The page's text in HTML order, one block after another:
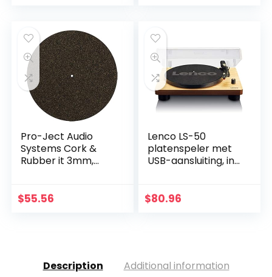
Pro-Ject Audio
Systems Cork &
Rubber it 3mm,
& rubber
$55.56
Lenco LS-50
platenspeler met
USB-aansluiting, in
luidsprekers en
$80.96
Description Additional information